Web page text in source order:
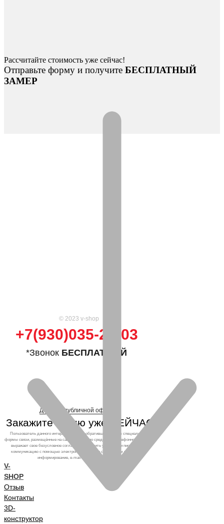
Рассчитайте стоимость уже сейчас!
Отправьте форму и получите БЕСПЛАТНЫЙ
ЗАМЕР
© 2023 v-shop
+7(930)035-25-03
*Звонок БЕСПЛАТНЫЙ
Договор публичной оферты
Закажите кухню уже СЕЙЧАС!
Пользователь данного интернет-ресурса, обратившийся через специальные
формы связи, размещённые на сайте, а также по средствам телефонного звонка,
выражает свое безусловное согласие продолжить устную или письменную
коммуникацию с помощью электронных средств связи, в том числе: sms-
информирование, e-mail-рассылка и т.п. и т.д.
V-
SHOP
Отзыв
Контакты
3D-
конструктор